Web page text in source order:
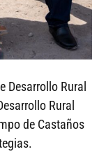
Desarrollo Rural
Rural
de Castaños